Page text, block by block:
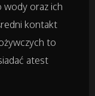
wody oraz ich
kontakt
to
atest